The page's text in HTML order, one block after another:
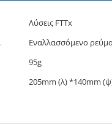
Λύσεις FTTx
Εναλλασσόμενο
95g
205mm (λ) *140mm